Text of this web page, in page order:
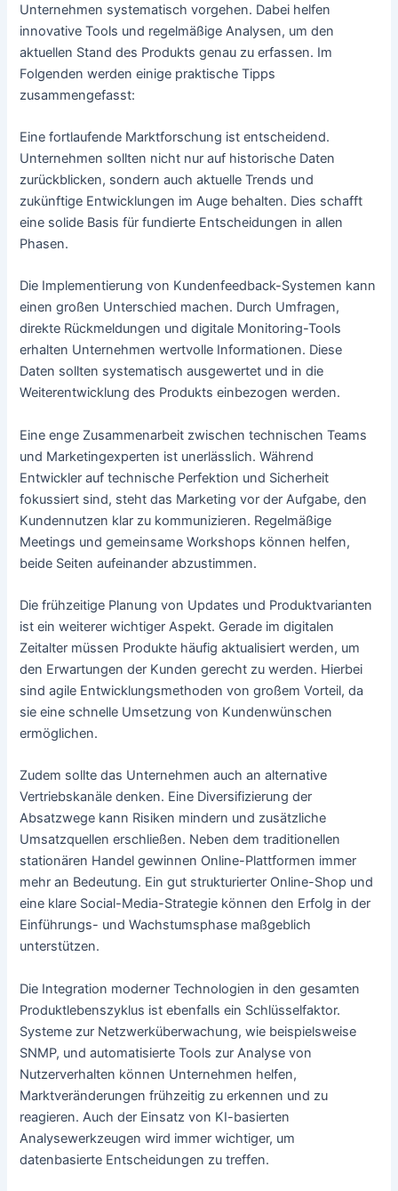
Unternehmen systematisch vorgehen. Dabei helfen
innovative Tools und regelmäßige Analysen, um den
aktuellen Stand des Produkts genau zu erfassen. Im
Folgenden werden einige praktische Tipps
zusammengefasst:
Eine fortlaufende Marktforschung ist entscheidend.
Unternehmen sollten nicht nur auf historische Daten
zurückblicken, sondern auch aktuelle Trends und
zukünftige Entwicklungen im Auge behalten. Dies schafft
eine solide Basis für fundierte Entscheidungen in allen
Phasen.
Die Implementierung von Kundenfeedback-Systemen kann
einen großen Unterschied machen. Durch Umfragen,
direkte Rückmeldungen und digitale Monitoring-Tools
erhalten Unternehmen wertvolle Informationen. Diese
Daten sollten systematisch ausgewertet und in die
Weiterentwicklung des Produkts einbezogen werden.
Eine enge Zusammenarbeit zwischen technischen Teams
und Marketingexperten ist unerlässlich. Während
Entwickler auf technische Perfektion und Sicherheit
fokussiert sind, steht das Marketing vor der Aufgabe, den
Kundennutzen klar zu kommunizieren. Regelmäßige
Meetings und gemeinsame Workshops können helfen,
beide Seiten aufeinander abzustimmen.
Die frühzeitige Planung von Updates und Produktvarianten
ist ein weiterer wichtiger Aspekt. Gerade im digitalen
Zeitalter müssen Produkte häufig aktualisiert werden, um
den Erwartungen der Kunden gerecht zu werden. Hierbei
sind agile Entwicklungsmethoden von großem Vorteil, da
sie eine schnelle Umsetzung von Kundenwünschen
ermöglichen.
Zudem sollte das Unternehmen auch an alternative
Vertriebskanäle denken. Eine Diversifizierung der
Absatzwege kann Risiken mindern und zusätzliche
Umsatzquellen erschließen. Neben dem traditionellen
stationären Handel gewinnen Online-Plattformen immer
mehr an Bedeutung. Ein gut strukturierter Online-Shop und
eine klare Social-Media-Strategie können den Erfolg in der
Einführungs- und Wachstumsphase maßgeblich
unterstützen.
Die Integration moderner Technologien in den gesamten
Produktlebenszyklus ist ebenfalls ein Schlüsselfaktor.
Systeme zur Netzwerküberwachung, wie beispielsweise
SNMP, und automatisierte Tools zur Analyse von
Nutzerverhalten können Unternehmen helfen,
Marktveränderungen frühzeitig zu erkennen und zu
reagieren. Auch der Einsatz von KI-basierten
Analysewerkzeugen wird immer wichtiger, um
datenbasierte Entscheidungen zu treffen.